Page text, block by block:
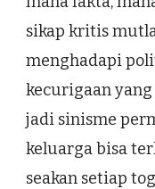
sikap kritis
menghadapi
kecurigaan
jadi sinisme
keluarga bisa
seakan setiap